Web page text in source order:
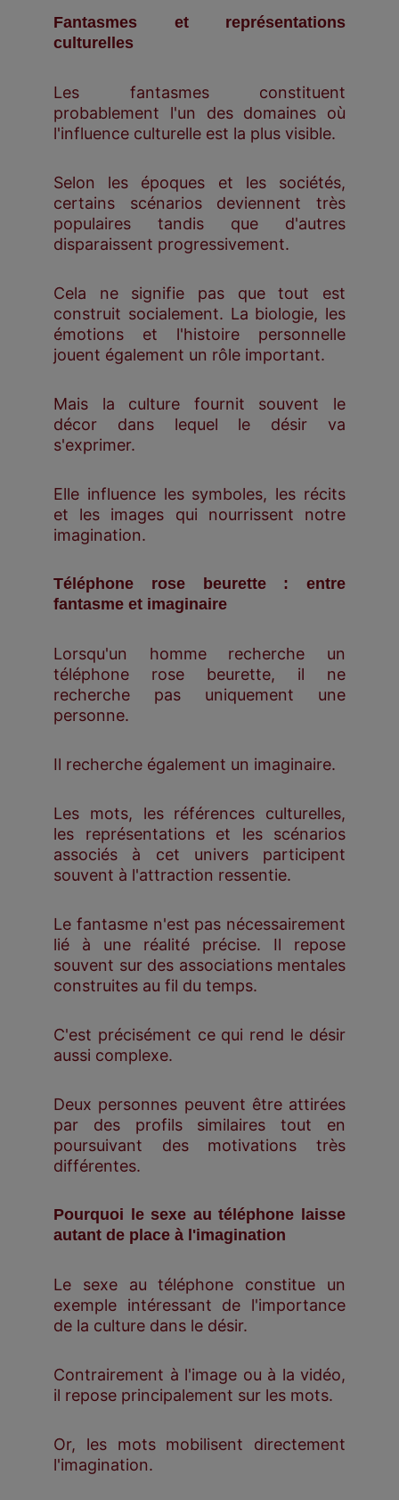
Fantasmes et représentations
culturelles
Les fantasmes constituent
probablement l'un des domaines où
l'influence culturelle est la plus visible.
Selon les époques et les sociétés,
certains scénarios deviennent très
populaires tandis que d'autres
disparaissent progressivement.
Cela ne signifie pas que tout est
construit socialement. La biologie, les
émotions et l'histoire personnelle
jouent également un rôle important.
Mais la culture fournit souvent le
décor dans lequel le désir va
s'exprimer.
Elle influence les symboles, les récits
et les images qui nourrissent notre
imagination.
Téléphone rose beurette : entre
fantasme et imaginaire
Lorsqu'un homme recherche un
téléphone rose beurette, il ne
recherche pas uniquement une
personne.
Il recherche également un imaginaire.
Les mots, les références culturelles,
les représentations et les scénarios
associés à cet univers participent
souvent à l'attraction ressentie.
Le fantasme n'est pas nécessairement
lié à une réalité précise. Il repose
souvent sur des associations mentales
construites au fil du temps.
C'est précisément ce qui rend le désir
aussi complexe.
Deux personnes peuvent être attirées
par des profils similaires tout en
poursuivant des motivations très
différentes.
Pourquoi le sexe au téléphone laisse
autant de place à l'imagination
Le sexe au téléphone constitue un
exemple intéressant de l'importance
de la culture dans le désir.
Contrairement à l'image ou à la vidéo,
il repose principalement sur les mots.
Or, les mots mobilisent directement
l'imagination.